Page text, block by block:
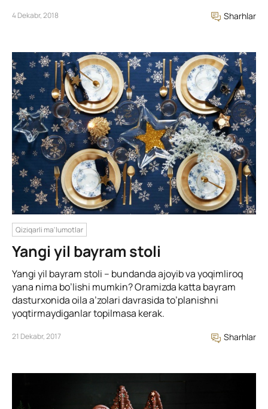
4 Dekabr, 2018 Sharhlar
Qiziqarli ma'lumotlar
Yangi yil bayram stoli
Yangi yil bayram stoli – bundanda ajoyib va yoqimliroq
yana nima bo’lishi mumkin? Oramizda katta bayram
dasturxonida oila a’zolari davrasida to’planishni
yoqtirmaydiganlar topilmasa kerak.
21 Dekabr, 2017 Sharhlar